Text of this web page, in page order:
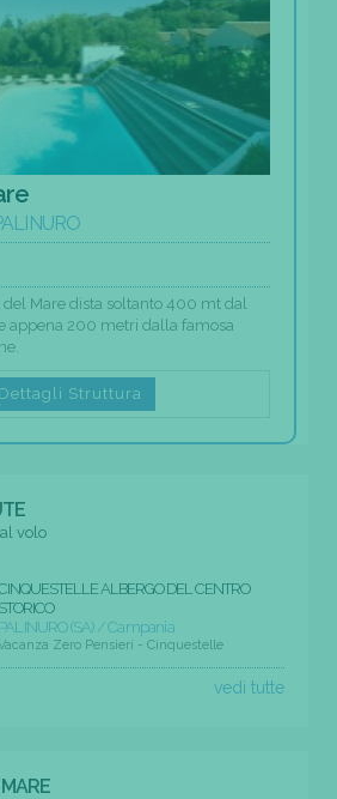
del Mare dista soltanto 400 mt dal
appena 200 metri dalla famosa
Dettagli Struttura
volo
ALBERGO DEL CENTRO
STORICO
PALINURO (SA) / Campania
Zero Pensieri - Cinquestelle
vedi tutte